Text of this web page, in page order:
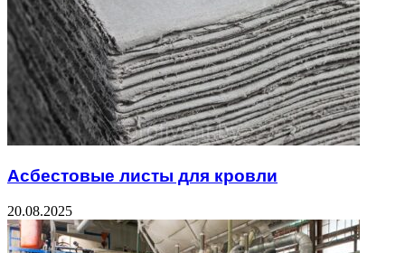
Асбестовые листы для кровли
20.08.2025